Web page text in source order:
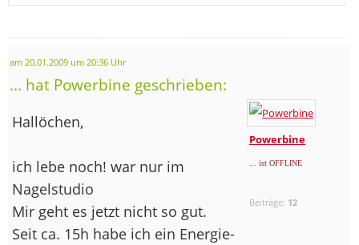
am 20.01.2009 um 20:36 Uhr
... hat Powerbine geschrieben:
Powerbine
... ist OFFLINE
Beiträge: 12
Hallöchen,
ich lebe noch! war nur im
Nagelstudio
Mir geht es jetzt nicht so gut.
Seit ca. 15h habe ich ein Energie-